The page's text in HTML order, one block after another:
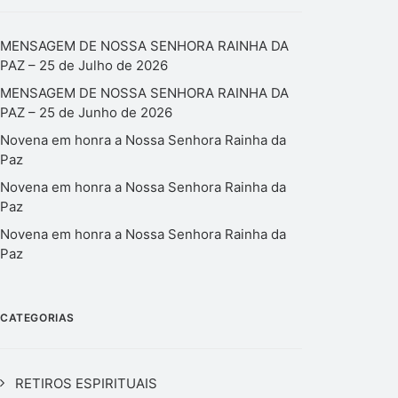
MENSAGEM DE NOSSA SENHORA RAINHA DA
PAZ – 25 de Julho de 2026
MENSAGEM DE NOSSA SENHORA RAINHA DA
PAZ – 25 de Junho de 2026
Novena em honra a Nossa Senhora Rainha da
Paz
Novena em honra a Nossa Senhora Rainha da
Paz
Novena em honra a Nossa Senhora Rainha da
Paz
CATEGORIAS
RETIROS ESPIRITUAIS